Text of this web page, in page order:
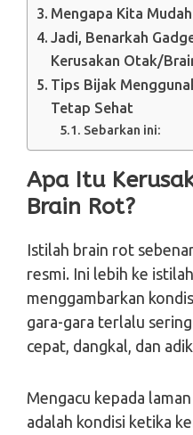
Mengapa Kita
Jadi, Benarkah
Kerusakan Otak/
Tips Bijak
Tetap Sehat
Sebarkan ini:
Apa Itu
Brain Rot?
Istilah brain rot
resmi. Ini lebih ke
menggambarkan
gara-gara terlalu
cepat, dangkal, dan
Mengacu kepada laman
adalah kondisi ketika